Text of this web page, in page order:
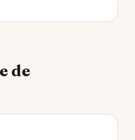
de